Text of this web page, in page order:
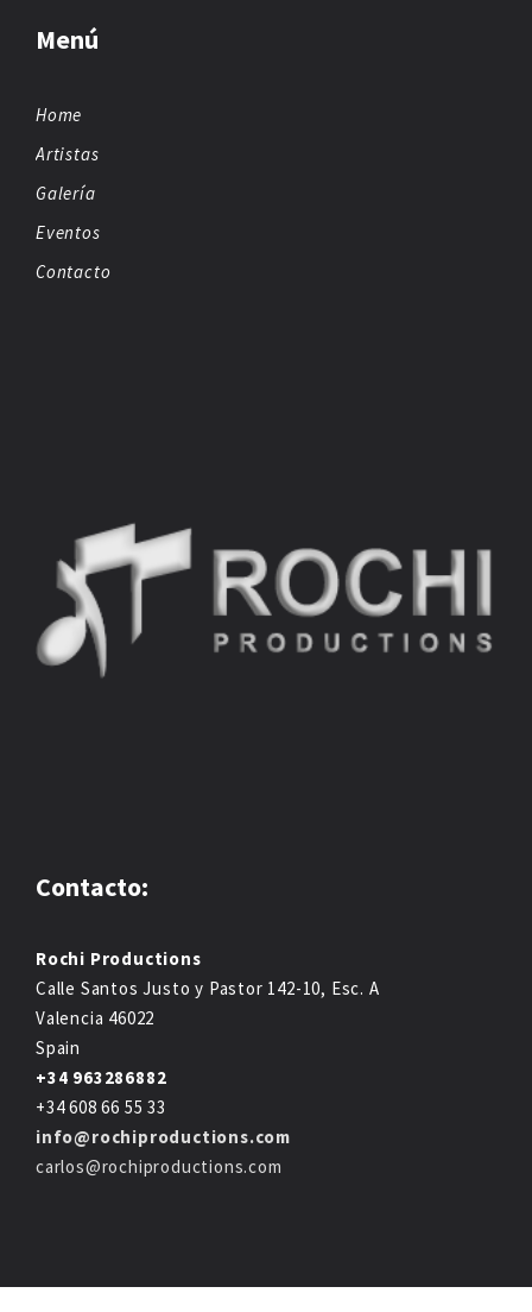
Menú
Home
Artistas
Galería
Eventos
Contacto
Contacto:
Rochi Productions
Calle Santos Justo y Pastor 142-10, Esc. A
Valencia 46022
Spain
+34 963286882
+34 608 66 55 33
info@rochiproductions.com
carlos@rochiproductions.com